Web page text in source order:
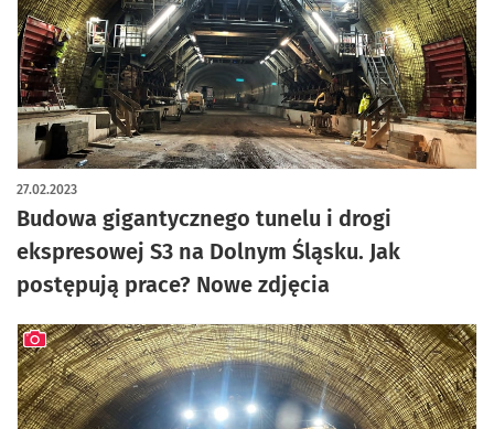
Budowa gigantycznego tunelu i drogi
ekspresowej S3 na Dolnym Śląsku. Jak
postępują prace? Nowe zdjęcia
27.02.2023
artykuł z galerią zdjęć